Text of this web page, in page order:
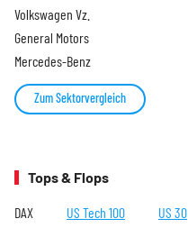
Volkswagen Vz.
General Motors
Mercedes-Benz
Zum Sektorvergleich
Tops & Flops
DAX US Tech 100 US 30